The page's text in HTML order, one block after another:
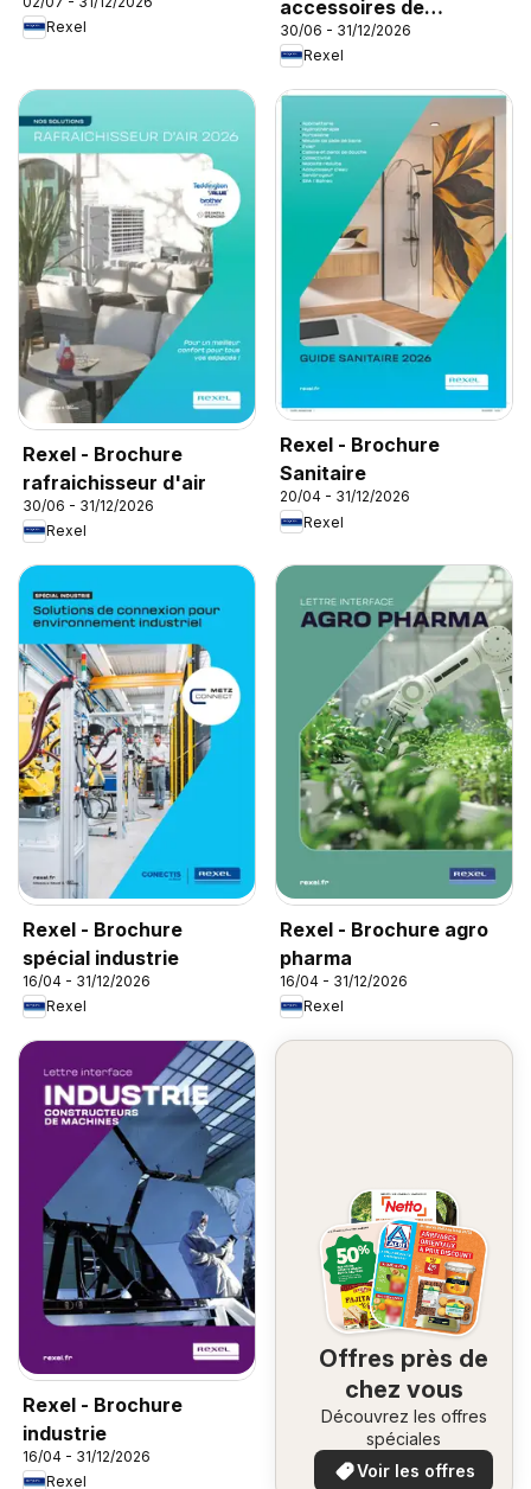
Rexel
accessoires de
climatisation
30/06 - 31/12/2026
Rexel
Rexel - Brochure
rafraichisseur d'air
30/06 - 31/12/2026
Rexel
Rexel - Brochure
Sanitaire
20/04 - 31/12/2026
Rexel
Rexel - Brochure
spécial industrie
16/04 - 31/12/2026
Rexel
Rexel - Brochure agro
pharma
16/04 - 31/12/2026
Rexel
Rexel - Brochure
industrie
16/04 - 31/12/2026
Rexel
Offres près de
chez vous
Découvrez les offres
spéciales
Voir les offres